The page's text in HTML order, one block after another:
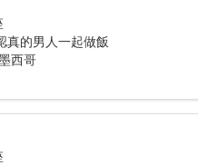
真的男人一起做飯
西哥